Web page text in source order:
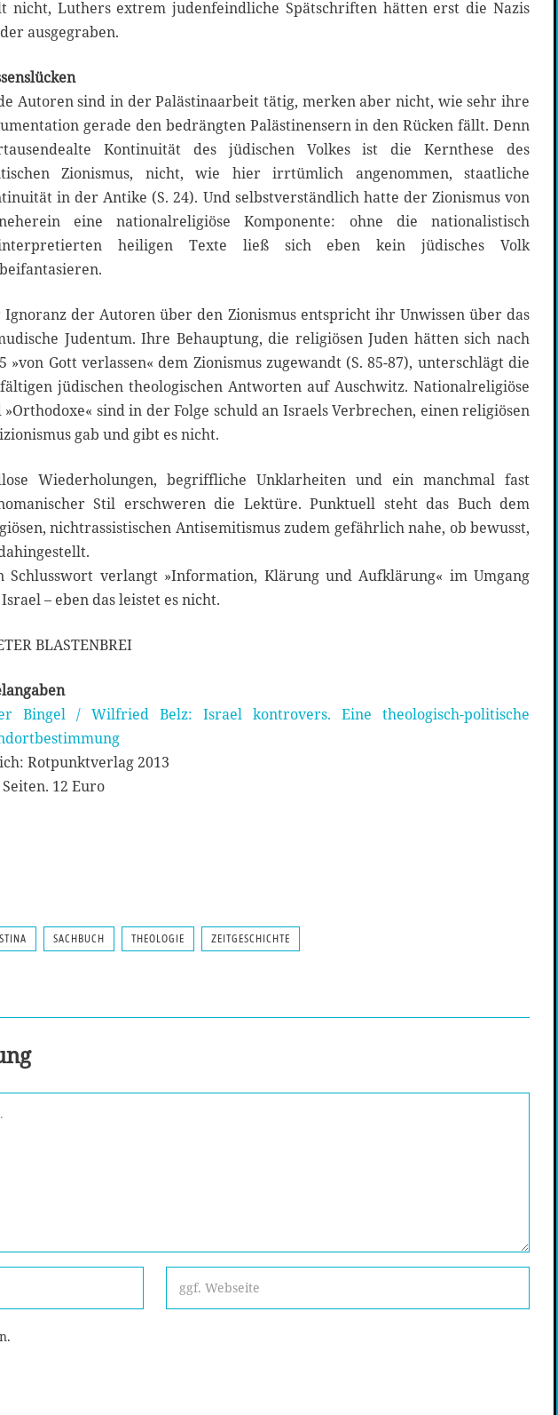
nicht, Luthers extrem judenfeindliche Spätschriften hätten erst die Nazis
ausgegraben.
Autoren sind in der Palästinaarbeit tätig, merken aber nicht, wie sehr ihre
gerade den bedrängten Palästinensern in den Rücken fällt. Denn
Kontinuität des jüdischen Volkes ist die Kernthese des
Zionismus, nicht, wie hier irrtümlich angenommen, staatliche
in der Antike (S. 24). Und selbstverständlich hatte der Zionismus von
eine nationalreligiöse Komponente: ohne die nationalistisch
heiligen Texte ließ sich eben kein jüdisches Volk
Ignoranz der Autoren über den Zionismus entspricht ihr Unwissen über das
Judentum. Ihre Behauptung, die religiösen Juden hätten sich nach
»von Gott verlassen« dem Zionismus zugewandt (S. 85-87), unterschlägt die
jüdischen theologischen Antworten auf Auschwitz. Nationalreligiöse
»Orthodoxe« sind in der Folge schuld an Israels Verbrechen, einen religiösen
gab und gibt es nicht.
Wiederholungen, begriffliche Unklarheiten und ein manchmal fast
Stil erschweren die Lektüre. Punktuell steht das Buch dem
nichtrassistischen Antisemitismus zudem gefährlich nahe, ob bewusst,
Schlusswort verlangt »Information, Klärung und Aufklärung« im Umgang
– eben das leistet es nicht.
BLASTENBREI
Bingel / Wilfried Belz: Israel kontrovers. Eine theologisch-politische
Rotpunktverlag 2013
Seiten. 12 Euro
SACHBUCH THEOLOGIE ZEITGESCHICHTE